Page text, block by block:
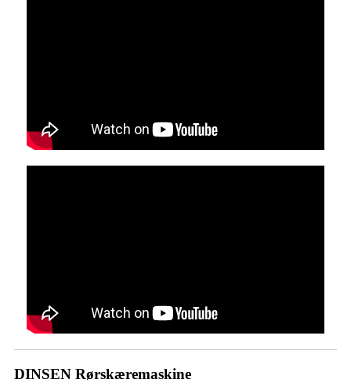
DINSEN Rørskæremaskine